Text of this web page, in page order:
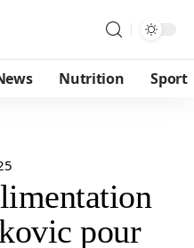
Nutrition Sport
pour